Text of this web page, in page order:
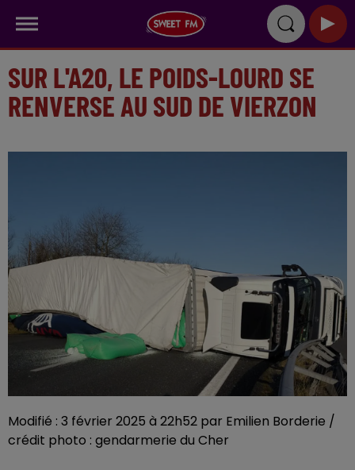
SUR L'A20, LE POIDS-LOURD SE
RENVERSE AU SUD DE VIERZON
Modifié : 3 février 2025 à 22h52 par Emilien Borderie /
crédit photo : gendarmerie du Cher